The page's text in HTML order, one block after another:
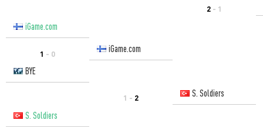
2 - 1
iGame.com
1 - 0
iGame.com
BYE
1 - 2
S. Soldiers
S. Soldiers